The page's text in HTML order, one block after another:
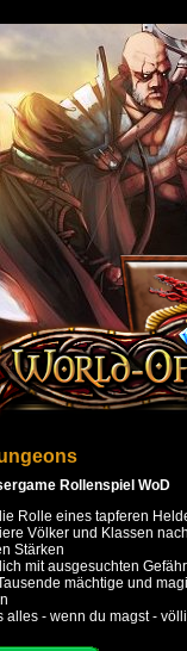
Rollenspiel WoD
Rolle eines tapferen
Völker und Klassen
Stärken
mit ausgesuchten
mächtige und
alles - wenn du magst -